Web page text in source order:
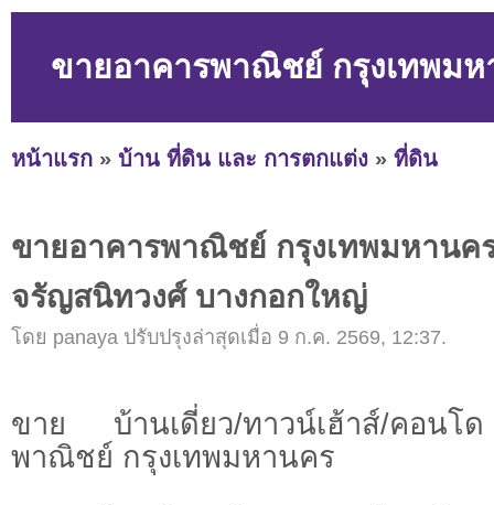
ขายอาคารพาณิชย์ กรุงเทพม
หน้าแรก » บ้าน ที่ดิน และ การตกแต่ง » ที่ดิน
ขายอาคารพาณิชย์ กรุงเทพมหานค
จรัญสนิทวงศ์ บางกอกใหญ่
โดย panaya ปรับปรุงล่าสุดเมื่อ 9 ก.ค. 2569, 12:37.
ขาย บ้านเดี่ยว/ทาวน์เฮ้าส์/คอนโ
พาณิชย์ กรุงเทพมหานคร